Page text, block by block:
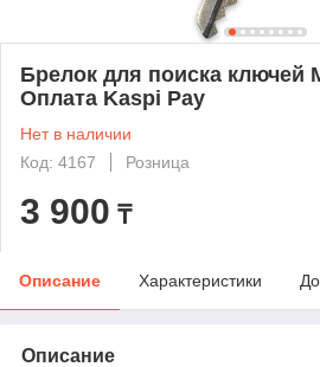
Брелок для поиска ключей
Оплата Kaspi Pay
Нет в наличии
Код: 4167
Розница
3 900 ₸
Описание Характеристики
Описание